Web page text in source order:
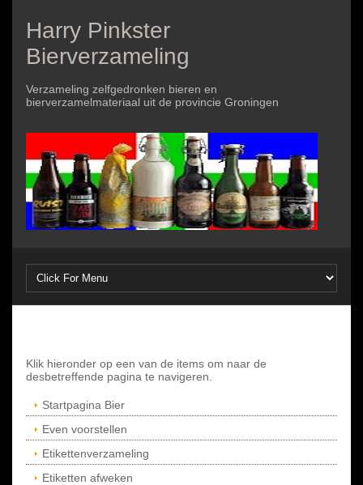
Harry Pinkster
Bierverzameling
Verzameling zelfgedronken bieren en
bierverzamelmateriaal uit de provincie Groningen
Klik hieronder op een van de items om naar de
desbetreffende pagina te navigeren.
Startpagina Bier
Even voorstellen
Etikettenverzameling
Etiketten afweken